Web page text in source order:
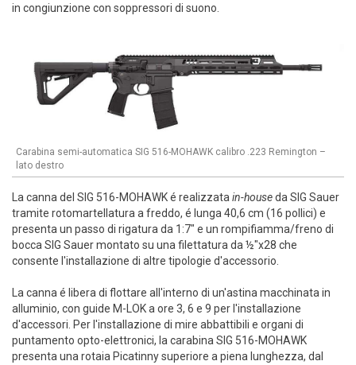
in congiunzione con soppressori di suono.
Carabina semi-automatica SIG 516-MOHAWK calibro .223 Remington –
lato destro
La canna del SIG 516-MOHAWK é realizzatain-houseda SIG Sauer
tramite rotomartellatura a freddo, é lunga 40,6 cm (16 pollici) e
presenta un passo di rigatura da 1:7" e un rompifiamma/freno di
bocca SIG Sauer montato su una filettatura da ½"x28 che
consente l'installazione di altre tipologie d'accessorio.
La canna é libera di flottare all'interno di un'astina macchinata in
alluminio, con guide M-LOK a ore 3, 6 e 9 per l'installazione
d'accessori. Per l'installazione di mire abbattibili e organi di
puntamento opto-elettronici, la carabina SIG 516-MOHAWK
presenta una rotaia Picatinny superiore a piena lunghezza, dal